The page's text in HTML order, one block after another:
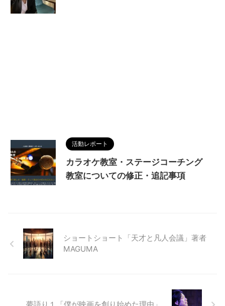
活動レポート
カラオケ教室・ステージコーチング
教室についての修正・追記事項
ショートショート「天才と凡人会議」著者
MAGUMA